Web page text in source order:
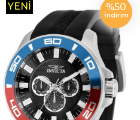
%50
İndirim
YENI